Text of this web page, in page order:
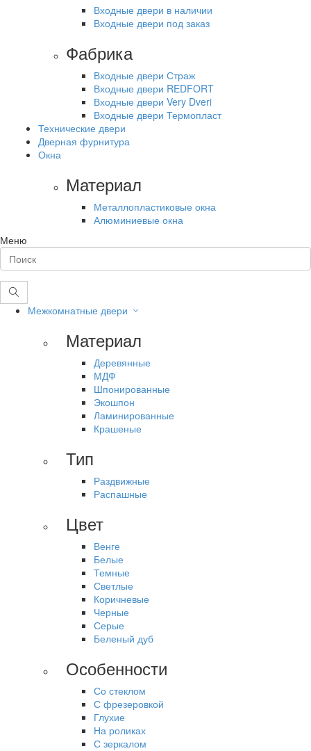
Входные двери в наличии
Входные двери под заказ
Фабрика
Входные двери Страж
Входные двери REDFORT
Входные двери Very Dveri
Входные двери Термопласт
Технические двери
Дверная фурнитура
Окна
Материал
Металлопластиковые окна
Алюминиевые окна
Меню
Межкомнатные двери
Материал
Деревянные
МДФ
Шпонированные
Экошпон
Ламинированные
Крашеные
Тип
Раздвижные
Распашные
Цвет
Венге
Белые
Темные
Светлые
Коричневые
Черные
Серые
Беленый дуб
Особенности
Со стеклом
С фрезеровкой
Глухие
На роликах
С зеркалом